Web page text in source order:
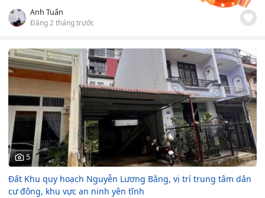
Anh Tuấn
Đăng 2 tháng trước
5
Đất Khu quy hoạch Nguyễn Lương Bằng, vị trí trung tâm dân
cư đông, khu vực an ninh yên tĩnh